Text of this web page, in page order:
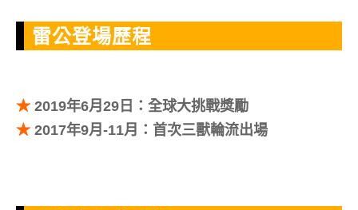
雷公登場歷程
★ 2019年6月29日：全球大挑戰獎勵
★ 2017年9月-11月：首次三獸輪流出場